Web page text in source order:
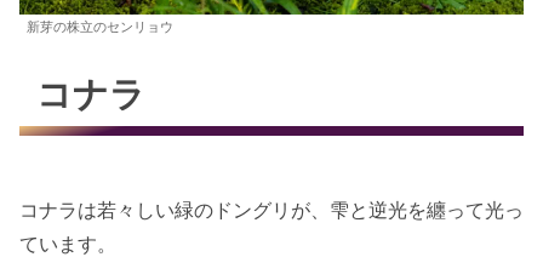
新芽の株立のセンリョウ
コナラ
コナラは若々しい緑のドングリが、雫と逆光を纏って光っ
ています。